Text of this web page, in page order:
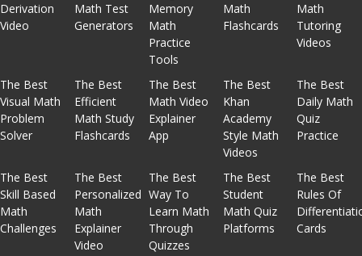
Derivation
Video
Math Test
Generators
Memory
Math
Practice
Tools
Math
Flashcards
Math
Tutoring
Videos
The Best
Visual Math
Problem
Solver
The Best
Efficient
Math Study
Flashcards
The Best
Math Video
Explainer
App
The Best
Khan
Academy
Style Math
Videos
The Best
Daily Math
Quiz
Practice
The Best
Skill Based
Math
Challenges
The Best
Personalized
Math
Explainer
Video
The Best
Way To
Learn Math
Through
Quizzes
The Best
Student
Math Quiz
Platforms
The Best
Rules Of
Cards